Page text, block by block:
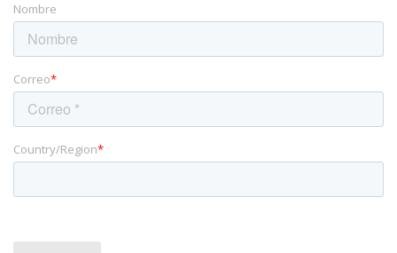
Nombre
Correo*
Country/Region*